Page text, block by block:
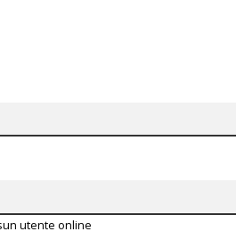
utente online